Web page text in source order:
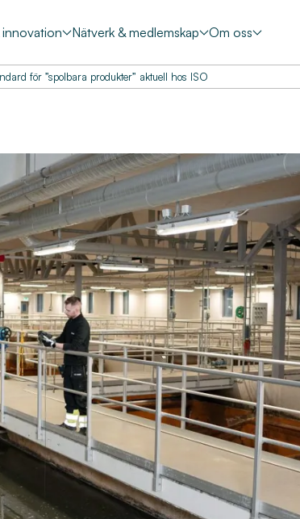
innovation Nätverk & medlemskap Om oss
för ”spolbara produkter” aktuell hos ISO